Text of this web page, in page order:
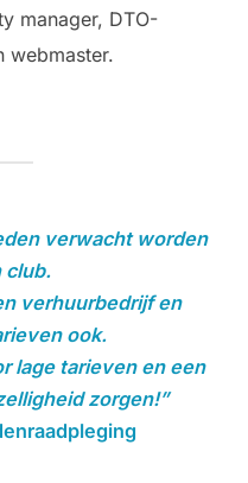
manager, DTO-
webmaster.
verwacht worden
club.
verhuurbedrijf en
ook.
lage tarieven en een
zorgen!”